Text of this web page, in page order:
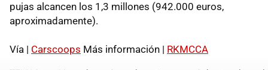
pujas alcancen los 1,3 millones (942.000 euros,
aproximadamente).
Vía | Carscoops Más información | RKMCCA